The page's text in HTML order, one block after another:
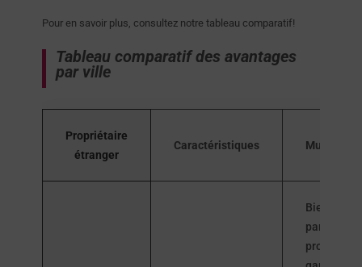
Pour en savoir plus, consultez notre tableau comparatif!
Tableau comparatif des avantages
par ville
Propriétaire
étranger
Caractéristiques Murcia
Bien
par un
proche,